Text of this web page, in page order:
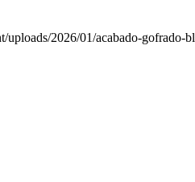
uploads/2026/01/acabado-gofrado-